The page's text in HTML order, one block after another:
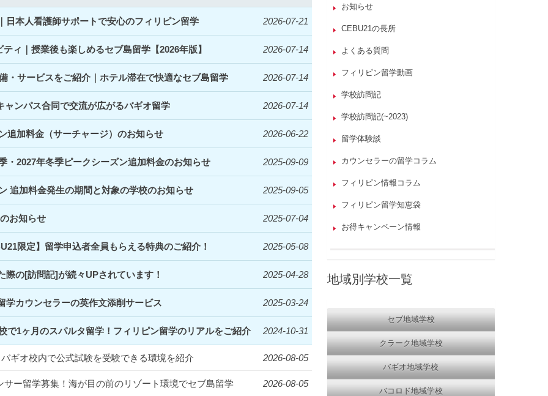
本人看護師サポートで安心のフィリピン留学 2026-07-21
ィ｜授業後も楽しめるセブ島留学【2026年版】 2026-07-14
・サービスをご紹介｜ホテル滞在で快適なセブ島留学 2026-07-14
ンパス合同で交流が広がるバギオ留学 2026-07-14
追加料金（サーチャージ）のお知らせ 2026-06-22
・2027年冬季ピークシーズン追加料金のお知らせ 2025-09-09
追加料金発生の期間と対象の学校のお知らせ 2025-09-05
お知らせ 2025-07-04
限定】留学申込者全員もらえる特典のご紹介！ 2025-05-08
の[訪問記]が続々UPされています！ 2025-04-28
学カウンセラーの英作文添削サービス 2025-03-24
1ヶ月のスパルタ留学！フィリピン留学のリアルをご紹介 2024-10-31
ギオ校内で公式試験を受験できる環境を紹介 2026-08-05
ー留学募集！海が目の前のリゾート環境でセブ島留学 2026-08-05
お知らせ
CEBU21の長所
よくある質問
フィリピン留学動画
学校訪問記
学校訪問記(~2023)
留学体験談
カウンセラーの留学コラム
フィリピン情報コラム
フィリピン留学知恵袋
お得キャンペーン情報
地域別学校一覧
セブ地域学校
クラーク地域学校
バギオ地域学校
バコロド地域学校